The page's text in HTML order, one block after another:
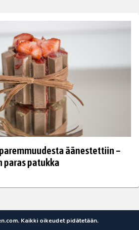
äänestettiin –
paras patukka
Kaikki oikeudet pidätetään.